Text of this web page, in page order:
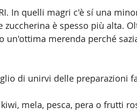
In quelli magri c'è sí una
è spesso più alta.
un'ottima merenda perché
di unirvi delle preparazioni
mela, pesca, pera o frutti